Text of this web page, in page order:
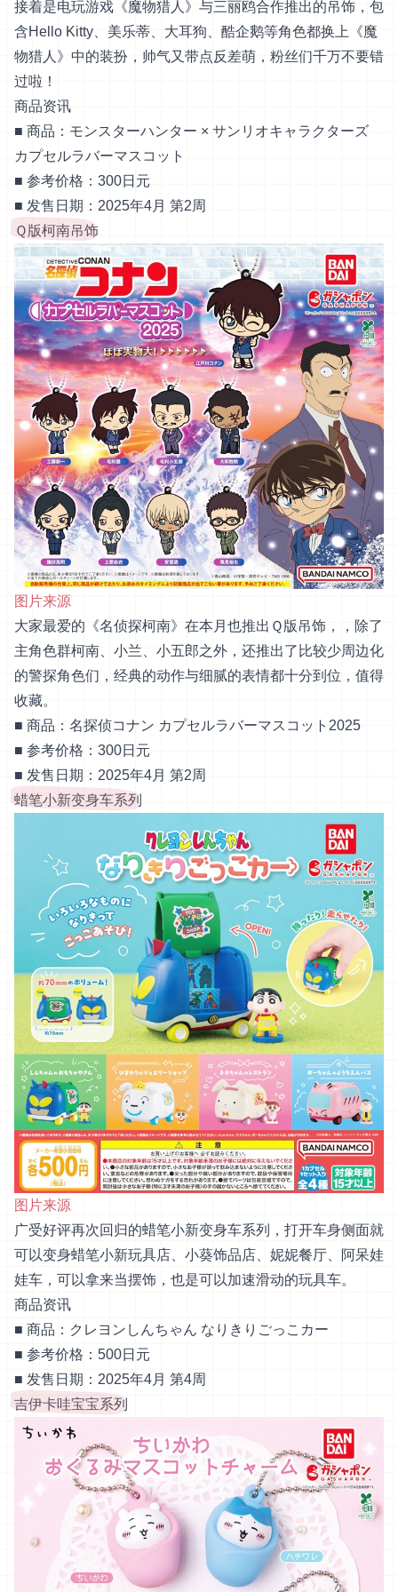
接着是电玩游戏《魔物猎人》与三丽鸥合作推出的吊饰，包
含Hello Kitty、美乐蒂、大耳狗、酷企鹅等角色都换上《魔
物猎人》中的装扮，帅气又带点反差萌，粉丝们千万不要错
过啦！
商品资讯
■ 商品：モンスターハンター × サンリオキャラクターズ
カプセルラバーマスコット
■ 参考价格：300日元
■ 发售日期：2025年4月 第2周
Ｑ版柯南吊饰
图片来源
大家最爱的《名侦探柯南》在本月也推出Ｑ版吊饰，，除了
主角色群柯南、小兰、小五郎之外，还推出了比较少周边化
的警探角色们，经典的动作与细腻的表情都十分到位，值得
收藏。
■ 商品：名探侦コナン カプセルラバーマスコット2025
■ 参考价格：300日元
■ 发售日期：2025年4月 第2周
蜡笔小新变身车系列
图片来源
广受好评再次回归的蜡笔小新变身车系列，打开车身侧面就
可以变身蜡笔小新玩具店、小葵饰品店、妮妮餐厅、阿呆娃
娃车，可以拿来当摆饰，也是可以加速滑动的玩具车。
商品资讯
■ 商品：クレヨンしんちゃん なりきりごっこカー
■ 参考价格：500日元
■ 发售日期：2025年4月 第4周
吉伊卡哇宝宝系列